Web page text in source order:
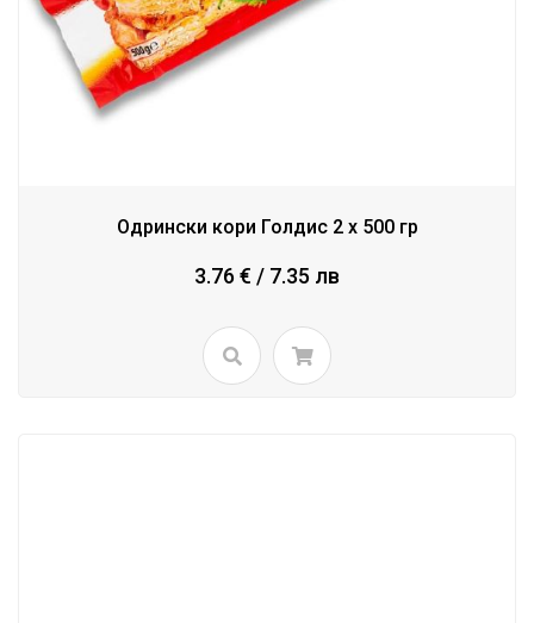
Одрински кори Голдис 2 x 500 гр
3.76 € / 7.35 лв